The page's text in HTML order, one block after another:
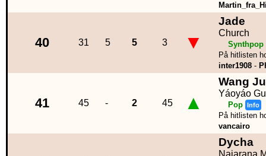
40 31 5 5 3 ▼
Jade
Church
Synthpop
På hitlisten
inter1908 -
41 45 - 2 45 ▲
Wang
Yáoyáo
Pop Info
På hitlisten
vancairo
Dycha